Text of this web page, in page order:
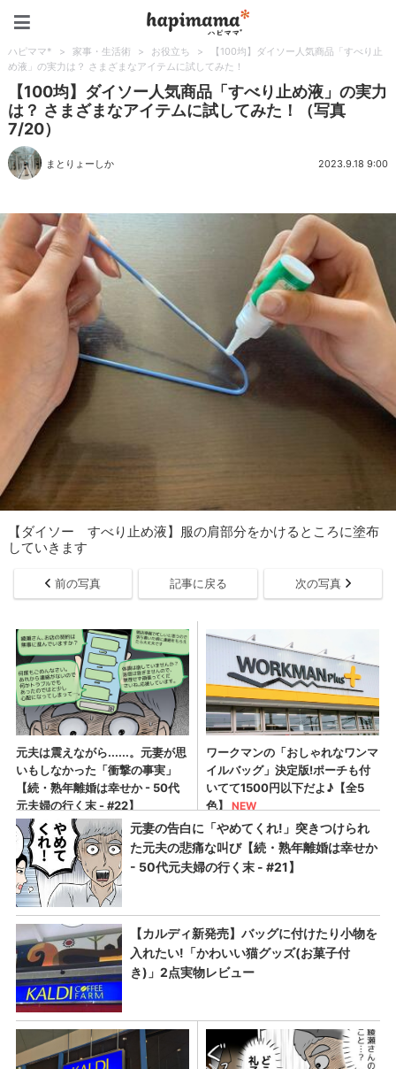
ハピママ* > 家事・生活術 > お役立ち >
【100均】ダイソー人気商品「すべり止
め液」の実力は？ さまざまなアイテムに試してみた！
【100均】ダイソー人気商品「すべり止め液」の実力
は？ さまざまなアイテムに試してみた！（写真
7/20）
まとりょーしか 2023.9.18 9:00
【ダイソー すべり止め液】服の肩部分をかけるところに塗布
していきます
前の写真 記事に戻る 次の写真